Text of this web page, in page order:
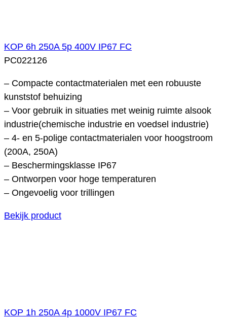
KOP 6h 250A 5p 400V IP67 FC
PC022126
– Compacte contactmaterialen met een robuuste
kunststof behuizing
– Voor gebruik in situaties met weinig ruimte alsook
industrie(chemische industrie en voedsel industrie)
– 4- en 5-polige contactmaterialen voor hoogstroom
(200A, 250A)
– Beschermingsklasse IP67
– Ontworpen voor hoge temperaturen
– Ongevoelig voor trillingen
Bekijk product
KOP 1h 250A 4p 1000V IP67 FC